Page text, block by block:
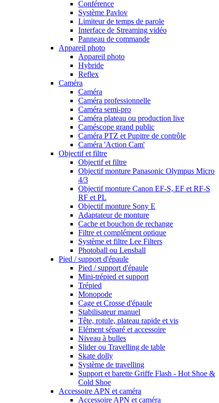
Conférence
Système Pavlov
Limiteur de temps de parole
Interface de Streaming vidéo
Panneau de commande
Appareil photo
Appareil photo
Hybride
Reflex
Caméra
Caméra
Caméra professionnelle
Caméra semi-pro
Caméra plateau ou production live
Caméscope grand public
Caméra PTZ et Pupitre de contrôle
Caméra 'Action Cam'
Objectif et filtre
Objectif et filtre
Objectif monture Panasonic Olympus Micro
4/3
Objectif monture Canon EF-S, EF et RF-S
RF et PL
Objectif monture Sony E
Adaptateur de monture
Cache et bouchon de rechange
Filtre et complément optique
Système et filtre Lee Filters
Photoball ou Lensball
Pied / support d'épaule
Pied / support d'épaule
Mini-trépied et support
Trépied
Monopode
Cage et Crosse d'épaule
Stabilisateur manuel
Tête, rotule, plateau rapide et vis
Elément séparé et accessoire
Niveau à bulles
Slider ou Travelling de table
Skate dolly
Système de travelling
Support et barette Griffe Flash - Hot Shoe &
Cold Shoe
Accessoire APN et caméra
Accessoire APN et caméra